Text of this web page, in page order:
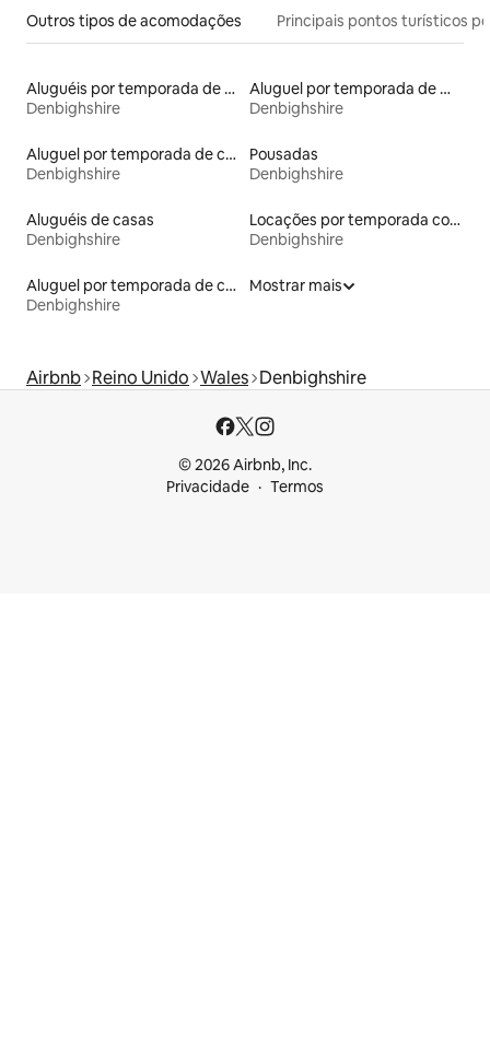
Outros tipos de acomodações Principais pontos turísticos
Aluguéis por temporada de celeiros
Denbighshire
Aluguel por temporada de microcasas
Denbighshire
Aluguel por temporada de cabanas de pastor
Denbighshire
Pousadas
Denbighshire
Aluguéis de casas
Denbighshire
Locações por temporada com piscina
Denbighshire
Aluguel por temporada de casas de veraneio
Denbighshire
Mostrar mais
Airbnb Reino Unido Wales Denbighshire
© 2026 Airbnb, Inc.
Privacidade
Termos